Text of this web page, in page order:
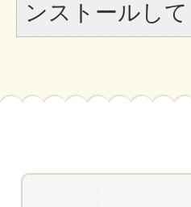
ンストールして